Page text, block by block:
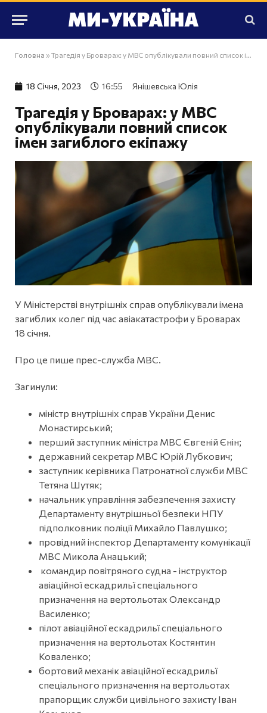
Головна » Трагедія у Броварах: у МВС опублікували повний список імен загиблого екіпажу
18 Сiчня, 2023 16:55 Янішевська Юлія
Трагедія у Броварах: у МВС
опублікували повний список
імен загиблого екіпажу
У Міністерстві внутрішніх справ опублікували імена
загиблих колег під час авіакатастрофи у Броварах
18 січня.
Про це пише прес-служба МВС.
Загинули:
міністр внутрішніх справ України Денис
Монастирський;
перший заступник міністра МВС Євгеній Єнін;
державний секретар МВС Юрій Лубкович;
заступник керівника Патронатної служби МВС
Тетяна Шутяк;
начальник управління забезпечення захисту
Департаменту внутрішньої безпеки НПУ
підполковник поліції Михайло Павлушко;
провідний інспектор Департаменту комунікації
МВС Микола Анацький;
командир повітряного судна - інструктор
авіаційної ескадрильї спеціального
призначення на вертольотах Олександр
Василенко;
пілот авіаційної ескадрильї спеціального
призначення на вертольотах Костянтин
Коваленко;
бортовий механік авіаційної ескадрильї
спеціального призначення на вертольотах
прапорщик служби цивільного захисту Іван